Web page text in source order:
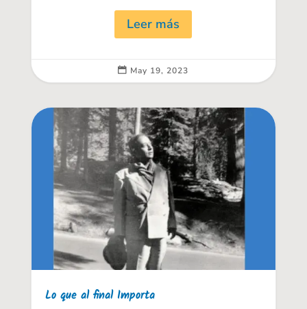
Leer más
 May 19, 2023
Lo que al final Importa